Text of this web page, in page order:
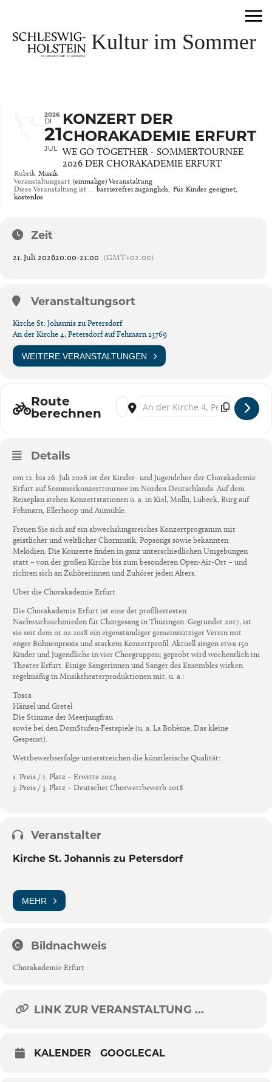
Kultur im Sommer
2026
DI
21
JUL
KONZERT DER
CHORAKADEMIE ERFURT
WE GO TOGETHER - SOMMERTOURNEE
2026 DER CHORAKADEMIE ERFURT
Rubrik Musik
Veranstaltungsart (einmalige) Veranstaltung
Diese Veranstaltung ist … barrierefrei zugänglich, Für Kinder geeignet,
kostenlos
Zeit
21. Juli 202620:00-21:00 (GMT+02:00)
Veranstaltungsort
Kirche St. Johannis zu Petersdorf
An der Kirche 4, Petersdorf auf Fehmarn 23769
WEITERE VERANSTALTUNGEN
Route
berechnen
Address - Konzert der Chorakademie Erfurt
Destination Address - Konzert der
Details
om 12. bis 26. Juli 2026 ist der Kinder- und Jugendchor der Chorakademie
Erfurt auf Sommerkonzerttournee im Norden Deutschlands. Auf dem
Reiseplan stehen Konzertstationen u. a. in Kiel, Mölln, Lübeck, Burg auf
Fehmarn, Ellerhoop und Aumühle.
Freuen Sie sich auf ein abwechslungsreiches Konzertprogramm mit
geistlicher und weltlicher Chormusik, Popsongs sowie bekannten
Melodien. Die Konzerte finden in ganz unterschiedlichen Umgebungen
statt – von der großen Kirche bis zum besonderen Open-Air-Ort – und
richten sich an Zuhörerinnen und Zuhörer jeden Alters.
Über die Chorakademie Erfurt
Die Chorakademie Erfurt ist eine der profiliertesten
Nachwuchsschmieden für Chorgesang in Thüringen. Gegründet 2017, ist
sie seit dem 01.02.2018 ein eigenständiger gemeinnütziger Verein mit
enger Bühnenpraxis und starkem Konzertprofil. Aktuell singen etwa 150
Kinder und Jugendliche in vier Chorgruppen; geprobt wird wöchentlich im
Theater Erfurt. Einige Sängerinnen und Sänger des Ensembles wirken
regelmäßig in Musiktheaterproduktionen mit, u. a.:
Tosca
Hänsel und Gretel
Die Stimme der Meerjungfrau
sowie bei den DomStufen-Festspiele (u. a. La Bohème, Das kleine
Gespenst).
Wettbewerbserfolge unterstreichen die künstlerische Qualität:
1. Preis / 1. Platz – Erwitte 2024
3. Preis / 3. Platz – Deutscher Chorwettbewerb 2018
Veranstalter
Kirche St. Johannis zu Petersdorf
MEHR
Bildnachweis
Chorakademie Erfurt
LINK ZUR VERANSTALTUNG ...
KALENDER GOOGLECAL